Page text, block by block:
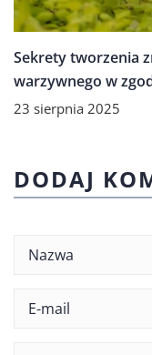
Sekrety tworzenia
warzywnego w
23 sierpnia 2025
DODAJ